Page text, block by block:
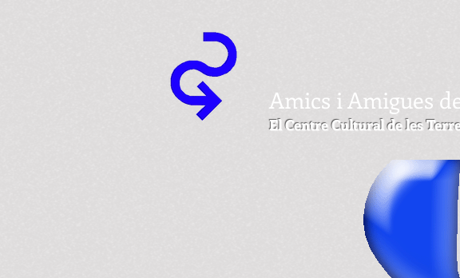
Amics i Amigues
El Centre Cultural de les